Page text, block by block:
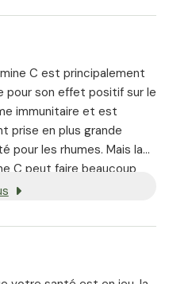
C est principalement
pour son effet positif sur le
immunitaire et est
prise en plus grande
pour les rhumes. Mais la
C peut faire beaucoup
par exemple :